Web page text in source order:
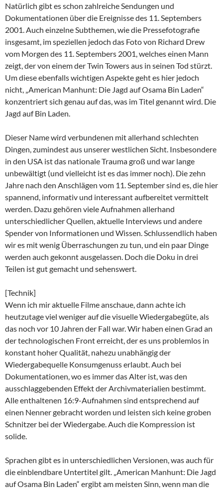
Natürlich gibt es schon zahlreiche Sendungen und
Dokumentationen über die Ereignisse des 11. Septembers
2001. Auch einzelne Subthemen, wie die Pressefotografie
insgesamt, im speziellen jedoch das Foto von Richard Drew
vom Morgen des 11. Septembers 2001, welches einen Mann
zeigt, der von einem der Twin Towers aus in seinen Tod stürzt.
Um diese ebenfalls wichtigen Aspekte geht es hier jedoch
nicht, „American Manhunt: Die Jagd auf Osama Bin Laden“
konzentriert sich genau auf das, was im Titel genannt wird. Die
Jagd auf Bin Laden.
Dieser Name wird verbundenen mit allerhand schlechten
Dingen, zumindest aus unserer westlichen Sicht. Insbesondere
in den USA ist das nationale Trauma groß und war lange
unbewältigt (und vielleicht ist es das immer noch). Die zehn
Jahre nach den Anschlägen vom 11. September sind es, die hier
spannend, informativ und interessant aufbereitet vermittelt
werden. Dazu gehören viele Aufnahmen allerhand
unterschiedlicher Quellen, aktuelle Interviews und andere
Spender von Informationen und Wissen. Schlussendlich haben
wir es mit wenig Überraschungen zu tun, und ein paar Dinge
werden auch gekonnt ausgelassen. Doch die Doku in drei
Teilen ist gut gemacht und sehenswert.
[Technik]
Wenn ich mir aktuelle Filme anschaue, dann achte ich
heutzutage viel weniger auf die visuelle Wiedergabegüte, als
das noch vor 10 Jahren der Fall war. Wir haben einen Grad an
der technologischen Front erreicht, der es uns problemlos in
konstant hoher Qualität, nahezu unabhängig der
Wiedergabequelle Konsumgenuss erlaubt. Auch bei
Dokumentationen, wo es immer das Alter ist, was den
ausschlaggebenden Effekt der Archivmaterialien bestimmt.
Alle enthaltenen 16:9-Aufnahmen sind entsprechend auf
einen Nenner gebracht worden und leisten sich keine groben
Schnitzer bei der Wiedergabe. Auch die Kompression ist
solide.
Sprachen gibt es in unterschiedlichen Versionen, was auch für
die einblendbare Untertitel gilt. „American Manhunt: Die Jagd
auf Osama Bin Laden“ ergibt am meisten Sinn, wenn man die